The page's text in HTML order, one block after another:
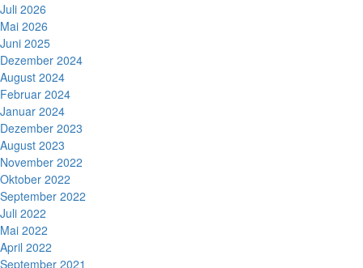
Juli 2026
Mai 2026
Juni 2025
Dezember 2024
August 2024
Februar 2024
Januar 2024
Dezember 2023
August 2023
November 2022
Oktober 2022
September 2022
Juli 2022
Mai 2022
April 2022
September 2021